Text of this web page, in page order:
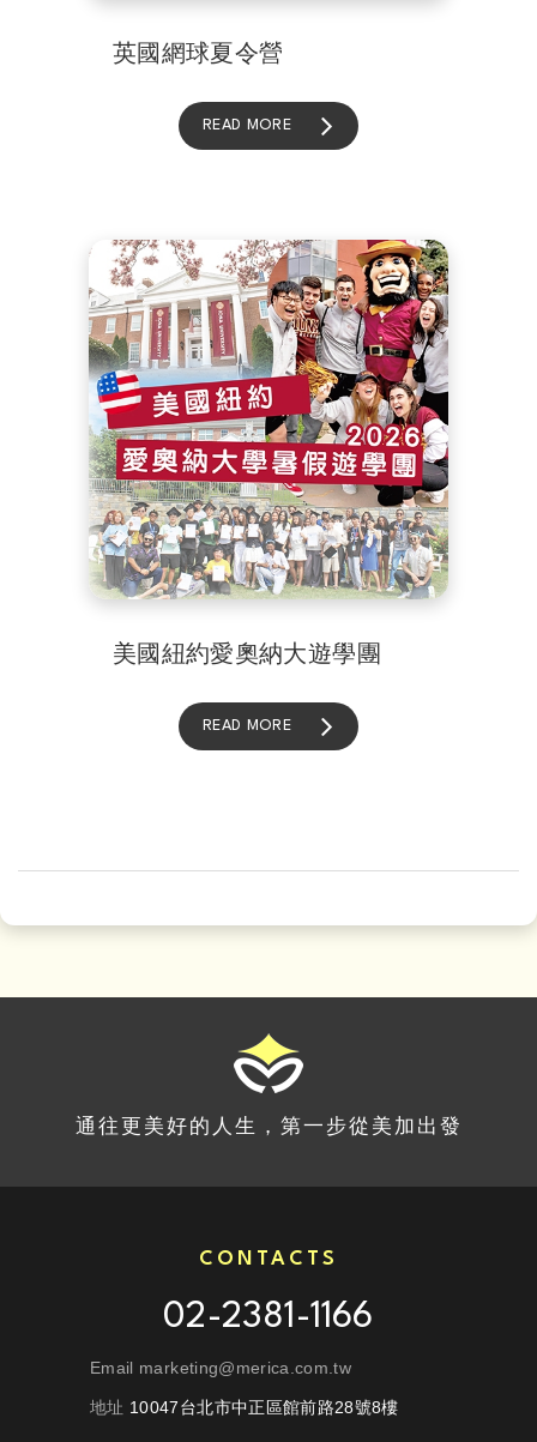
英國網球夏令營
READ MORE
美國紐約愛奧納大遊學團
READ MORE
通往更美好的人生，第一步從美加出發
CONTACTS
02-2381-1166
Email marketing@merica.com.tw
地址 10047台北市中正區館前路28號8樓